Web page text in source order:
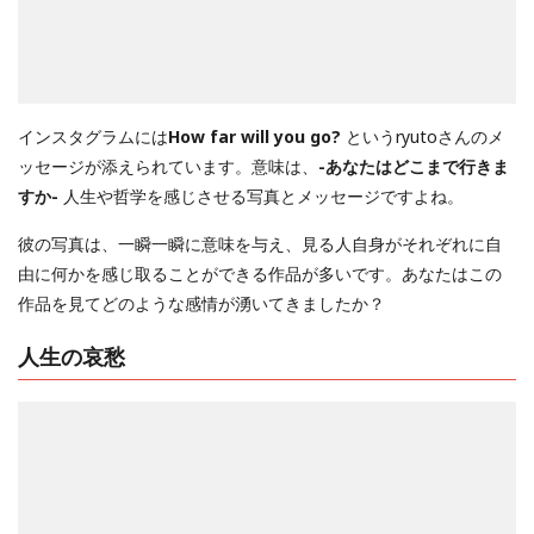
インスタグラムにはHow far will you go? というryutoさんのメ
ッセージが添えられています。意味は、 -あなたはどこまで行きま
すか- 人生や哲学を感じさせる写真とメッセージですよね。
彼の写真は、一瞬一瞬に意味を与え、見る人自身がそれぞれに自
由に何かを感じ取ることができる作品が多いです。あなたはこの
作品を見てどのような感情が湧いてきましたか？
人生の哀愁